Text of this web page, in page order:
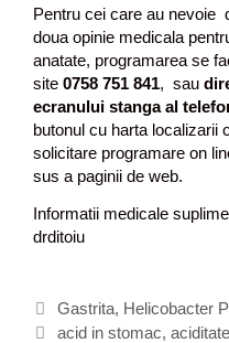
Pentru cei care au nevoie
doua opinie medicala
anatate, programarea se
site 0758 751 841, sau
ecranului stanga al
butonul cu harta localizarii
solicitare programare on
sus a paginii de web.
Informatii medicale
drditoiu
C
a
Gastrita, Helicobacter
E
acid in stomac,